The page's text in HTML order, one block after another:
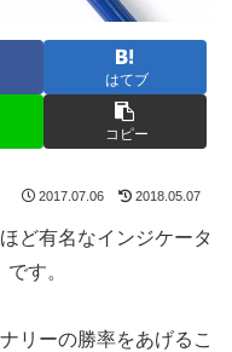
はてブ
コピー
2017.07.06 2018.05.07
ど有名なインジケータ
す。
リーの勝率をあげるこ